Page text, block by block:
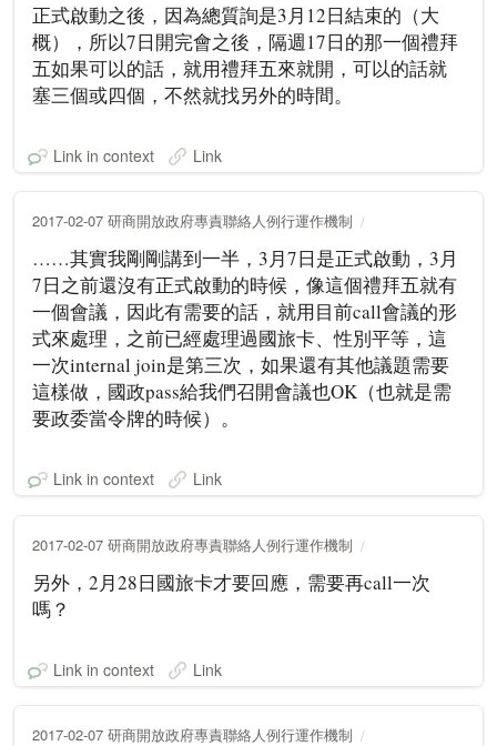
正式啟動之後，因為總質詢是3月12日結束的（大
概），所以7日開完會之後，隔週17日的那一個禮拜
五如果可以的話，就用禮拜五來就開，可以的話就
塞三個或四個，不然就找另外的時間。
Link in context Link
2017-02-07 研商開放政府專責聯絡人例行運作機制
……其實我剛剛講到一半，3月7日是正式啟動，3月
7日之前還沒有正式啟動的時候，像這個禮拜五就有
一個會議，因此有需要的話，就用目前call會議的形
式來處理，之前已經處理過國旅卡、性別平等，這
一次internal join是第三次，如果還有其他議題需要
這樣做，國政pass給我們召開會議也OK（也就是需
要政委當令牌的時候）。
Link in context Link
2017-02-07 研商開放政府專責聯絡人例行運作機制
另外，2月28日國旅卡才要回應，需要再call一次
嗎？
Link in context Link
2017-02-07 研商開放政府專責聯絡人例行運作機制